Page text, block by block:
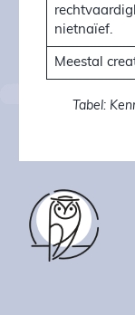
nietnaïef.
Meestal
Tabel: